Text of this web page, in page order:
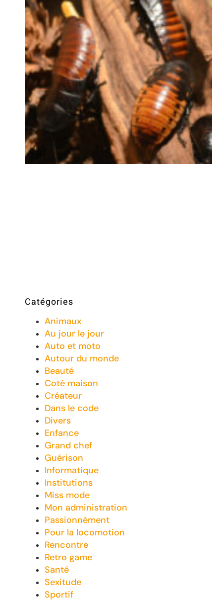
Catégories
Animaux
Au jour le jour
Auto et moto
Autour du monde
Beauté
Coté maison
Créateur
Dans le code
Divers
Enfance
Grand chef
Guérison
Informatique
Institutions
Miss mode
Mon administration
Passionnément
Pour la locomotion
Rencontre
Retro game
Santé
Sexitude
Sportif